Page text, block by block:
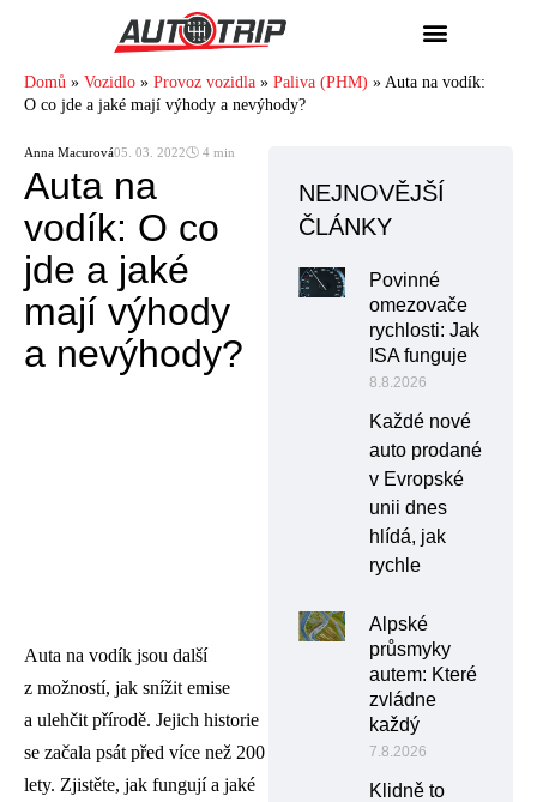
Domů » Vozidlo » Provoz vozidla » Paliva (PHM) » Auta na vodík:
O co jde a jaké mají výhody a nevýhody?
Anna Macurová05. 03. 2022🕓 4 min
Auta na
vodík: O co
jde a jaké
mají výhody
a nevýhody?
Auta na vodík jsou další
z možností, jak snížit emise
a ulehčit přírodě. Jejich historie
se začala psát před více než 200
lety. Zjistěte, jak fungují a jaké
NEJNOVĚJŠÍ
ČLÁNKY
Povinné
omezovače
rychlosti: Jak
ISA funguje
8.8.2026
Každé nové
auto prodané
v Evropské
unii dnes
hlídá, jak
rychle
Alpské
průsmyky
autem: Které
zvládne
každý
7.8.2026
Klidně to